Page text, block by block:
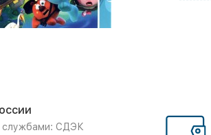
службами: СДЭК